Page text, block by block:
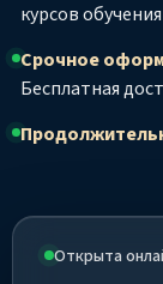
курсов
Срочное
Бесплатная
Открыта